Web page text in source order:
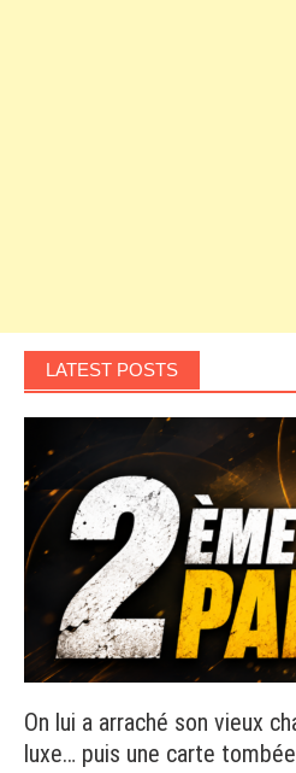
LATEST POSTS
On lui a arraché son vieux
luxe… puis une carte